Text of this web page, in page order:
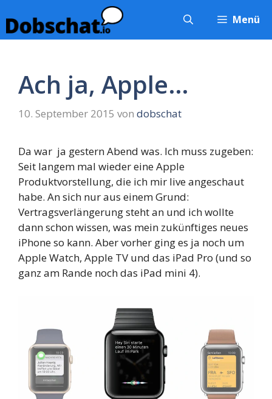
Inhalt
springen
Menü
Ach ja, Apple…
10. September 2015 von dobschat
Da war ja gestern Abend was. Ich muss zugeben:
Seit langem mal wieder eine Apple
Produktvorstellung, die ich mir live angeschaut
habe. An sich nur aus einem Grund:
Vertragsverlängerung steht an und ich wollte
dann schon wissen, was mein zukünftiges neues
iPhone so kann. Aber vorher ging es ja noch um
Apple Watch, Apple TV und das iPad Pro (und so
ganz am Rande noch das iPad mini 4).